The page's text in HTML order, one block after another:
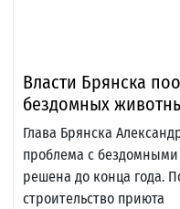
Власти Брянска
бездомных
Глава Брянска
проблема с
решена до конца года.
строительство приюта